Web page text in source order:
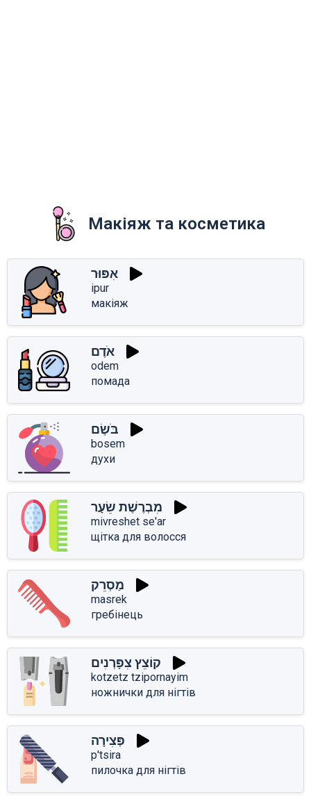
Макіяж та косметика
אִפּוּר
ipur
макіяж
אֹדֶם
odem
помада
בֹּשֶׂם
bosem
духи
מִבְרֶשֶׁת שֵׂעָר
mivreshet se'ar
щітка для волосся
מַסְרֵק
masrek
гребінець
קוֹצֵץ צִפָּרְנִים
kotzetz tzipornayim
ножнички для нігтів
פְּצִירָה
p'tsira
пилочка для нігтів